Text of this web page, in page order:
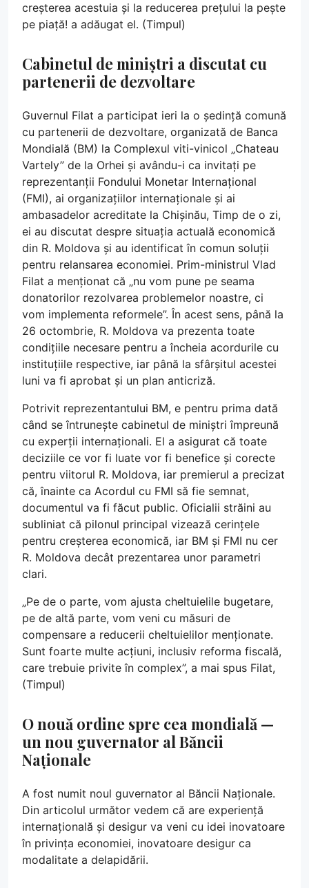
creșterea acestuia și la reducerea prețului la pește
pe piață! a adăugat el. (Timpul)
Cabinetul de miniștri a discutat cu
partenerii de dezvoltare
Guvernul Filat a participat ieri la o ședință comună
cu partenerii de dezvoltare, organizată de Banca
Mondială (BM) la Complexul viti-vinicol „Chateau
Vartely” de la Orhei și avându-i ca invitați pe
reprezentanții Fondului Monetar Internațional
(FMI), ai organizațiilor internaționale și ai
ambasadelor acreditate la Chișinău, Timp de o zi,
ei au discutat despre situația actuală economică
din R. Moldova și au identificat în comun soluții
pentru relansarea economiei. Prim-ministrul Vlad
Filat a menționat că „nu vom pune pe seama
donatorilor rezolvarea problemelor noastre, ci
vom implementa reformele”. În acest sens, până la
26 octombrie, R. Moldova va prezenta toate
condițiile necesare pentru a încheia acordurile cu
instituțiile respective, iar până la sfârșitul acestei
luni va fi aprobat și un plan anticriză.
Potrivit reprezentantului BM, e pentru prima dată
când se întrunește cabinetul de miniștri împreună
cu experții internaționali. El a asigurat că toate
deciziile ce vor fi luate vor fi benefice și corecte
pentru viitorul R. Moldova, iar premierul a precizat
că, înainte ca Acordul cu FMI să fie semnat,
documentul va fi făcut public. Oficialii străini au
subliniat că pilonul principal vizează cerințele
pentru creșterea economică, iar BM și FMI nu cer
R. Moldova decât prezentarea unor parametri
clari.
„Pe de o parte, vom ajusta cheltuielile bugetare,
pe de altă parte, vom veni cu măsuri de
compensare a reducerii cheltuielilor menționate.
Sunt foarte multe acțiuni, inclusiv reforma fiscală,
care trebuie privite în complex”, a mai spus Filat,
(Timpul)
O nouă ordine spre cea mondială —
un nou guvernator al Băncii
Naționale
A fost numit noul guvernator al Băncii Naționale.
Din articolul următor vedem că are experiență
internațională și desigur va veni cu idei inovatoare
în privința economiei, inovatoare desigur ca
modalitate a delapidării.